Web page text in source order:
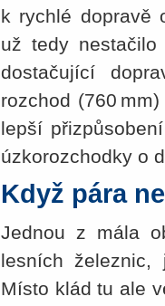
k rychlé dopravě
už tedy
dostačující
rozchod (760
lepší
úzkorozchodky o
Když pára
Jednou z mála
lesních
Místo klád tu ale